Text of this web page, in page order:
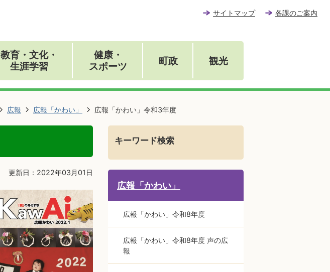
サイトマップ 各課のご案内
教育・文化・
生涯学習
健康・
スポーツ
町政 観光
広報 広報「かわい」 広報「かわい」令和3年度
更新日：2022年03月01日
キーワード検索
広報「かわい」
広報「かわい」令和8年度
広報「かわい」令和8年度 声の広
報